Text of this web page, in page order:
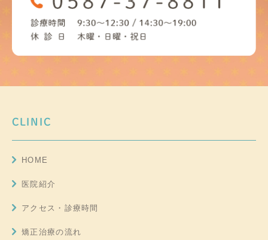
CLINIC
HOME
医院紹介
アクセス・診療時間
矯正治療の流れ